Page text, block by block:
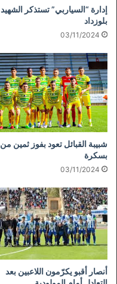
إدارة “السياربي” تستذكر الشهيد
بلوزداد
03/11/2024
شبيبة القبائل تعود بفوز ثمين من
بسكرة
03/11/2024
أنصار أقبو يكرّمون اللاعبين بعد